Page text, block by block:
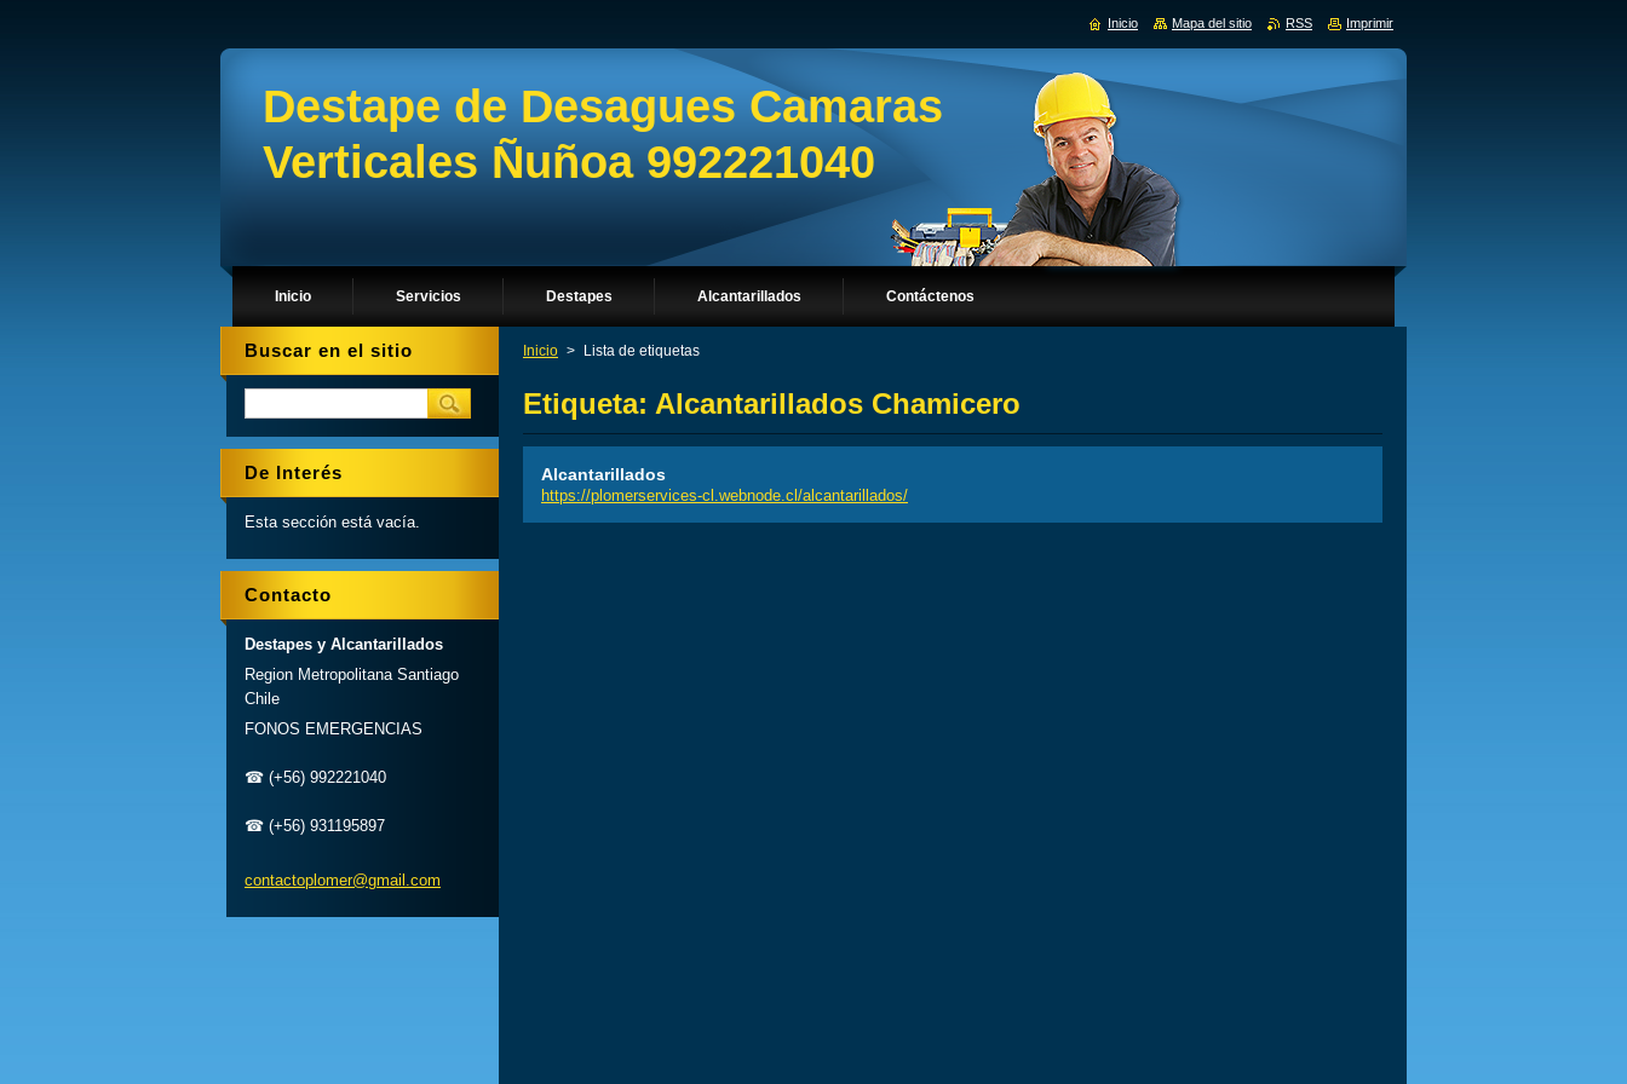
Destape de Desagues Camaras
Verticales Ñuñoa 992221040
Inicio Servicios Destapes Alcantarillados Contáctenos
Inicio > Lista de etiquetas
Etiqueta: Alcantarillados Chamicero
Alcantarillados
https://plomerservices-cl.webnode.cl/alcantarillados/
Buscar en el sitio
De Interés
Esta sección está vacía.
Contacto
Destapes y Alcantarillados
Region Metropolitana Santiago
Chile
FONOS EMERGENCIAS
☎ (+56) 992221040
☎ (+56) 931195897
contactoplomer@gmail.com
Inicio Mapa del sitio RSS Imprimir